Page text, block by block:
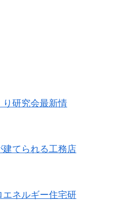
り研究会最新情
てられる工務店
ネルギー住宅研